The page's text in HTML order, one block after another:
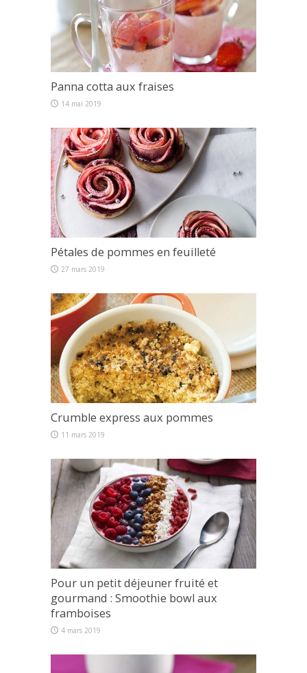
Panna cotta aux fraises
14 mai 2019
Pétales de pommes en feuilleté
27 mars 2019
Crumble express aux pommes
11 mars 2019
Pour un petit déjeuner fruité et
gourmand : Smoothie bowl aux
framboises
4 mars 2019